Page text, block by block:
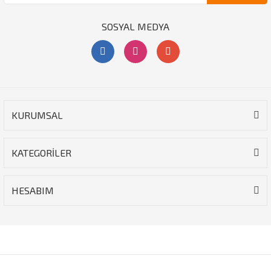
KURUMSAL
KATEGORİLER
HESABIM
SOSYAL MEDYA